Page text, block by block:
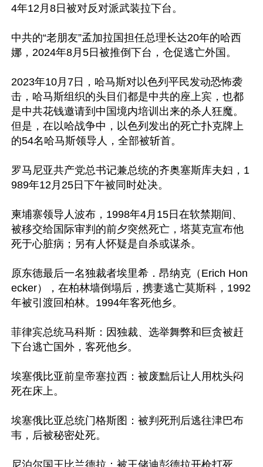
4年12月8日被对反对派武装拉下台。
中共的“老朋友”孟加拉国担任总理长达20年的哈西
娜，2024年8月5日被推倒下台，仓促逃亡外国。
2023年10月7日，哈马斯对以色列平民发动恐怖袭
击，哈马斯组织的头目们都是中共的座上宾，也都
是中共花钱邀请到中国境内培训出来的杀人狂魔。
但是，在以哈战争中，以色列发出的死亡扑克牌上
的54名哈马斯领导人，全部被斩首。
罗马尼亚共产党总书记兼总统的齐奥塞斯库夫妇，1
989年12月25日下午被同时处决。
柬埔寨领导人波布，1998年4月15日在软禁期间、
被移交给国际审判的前夕突然死亡，塔莫克宣布他
死于心脏病；另有人怀疑是自杀或谋杀。
原东德最后一名独裁者埃里希．昂纳克（Erich Hon
ecker），在柏林墙倒塌后，携妻逃亡莫斯科，1992
年被引渡回柏林。1994年客死他乡。
菲律宾总统马科斯：因独裁、选举舞弊和巨贪被赶
下台逃亡国外，客死他乡。
埃塞俄比亚前皇帝塞拉西：被废黜后让人用枕头闷
死在床上。
埃塞俄比亚总统门格斯图：被判死刑后逃往津巴布
韦，后被秘密处死。
尼泊尔国王比兰德拉：被王储迪彭德拉开枪打死。